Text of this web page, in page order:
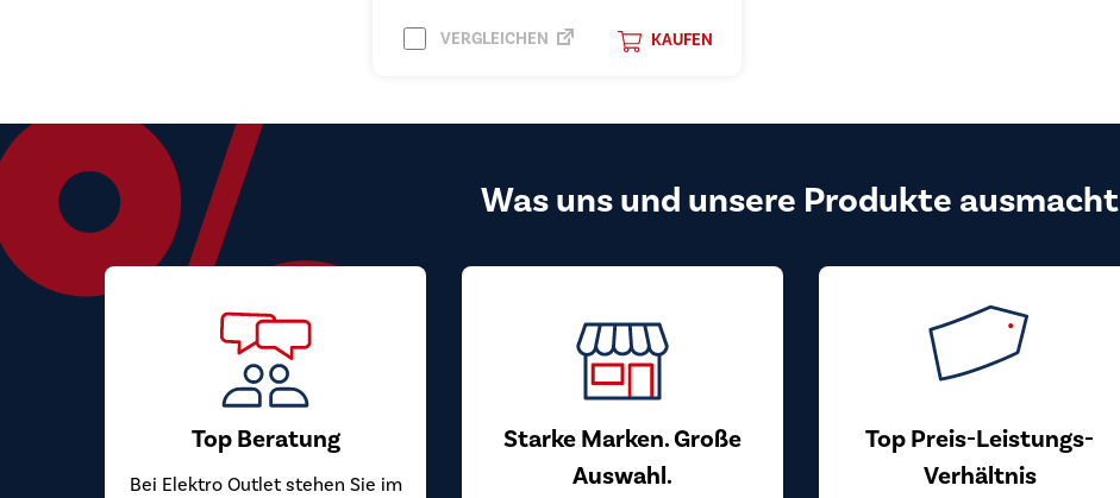
KAUFEN
VERGLEICHEN
Was uns und unsere Produkte ausmacht
Top Beratung
Bei Elektro Outlet stehen Sie im
Starke Marken. Große
Auswahl.
Top Preis-Leistungs-
Verhältnis